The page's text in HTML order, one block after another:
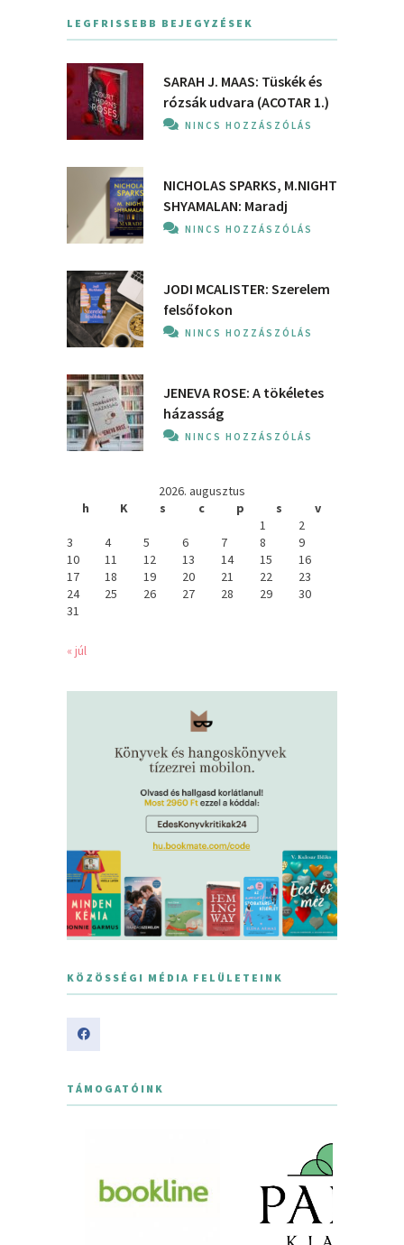
LEGFRISSEBB BEJEGYZÉSEK
SARAH J. MAAS: Tüskék és
rózsák udvara (ACOTAR 1.)
NINCS HOZZÁSZÓLÁS
NICHOLAS SPARKS, M.NIGHT
SHYAMALAN: Maradj
NINCS HOZZÁSZÓLÁS
JODI MCALISTER: Szerelem
felsőfokon
NINCS HOZZÁSZÓLÁS
JENEVA ROSE: A ​tökéletes
házasság
NINCS HOZZÁSZÓLÁS
2026. augusztus
h
K s c p s
v
1
2
3
4 5 6 7 8
9
10
11 12 13 14 15
16
17
18 19 20 21 22
23
24
25 26 27 28 29
30
31
« júl
KÖZÖSSÉGI MÉDIA FELÜLETEINK
TÁMOGATÓINK